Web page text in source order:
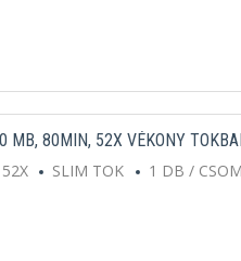
MB, 80MIN, 52X VÉKONY
52X SLIM TOK 1 DB /